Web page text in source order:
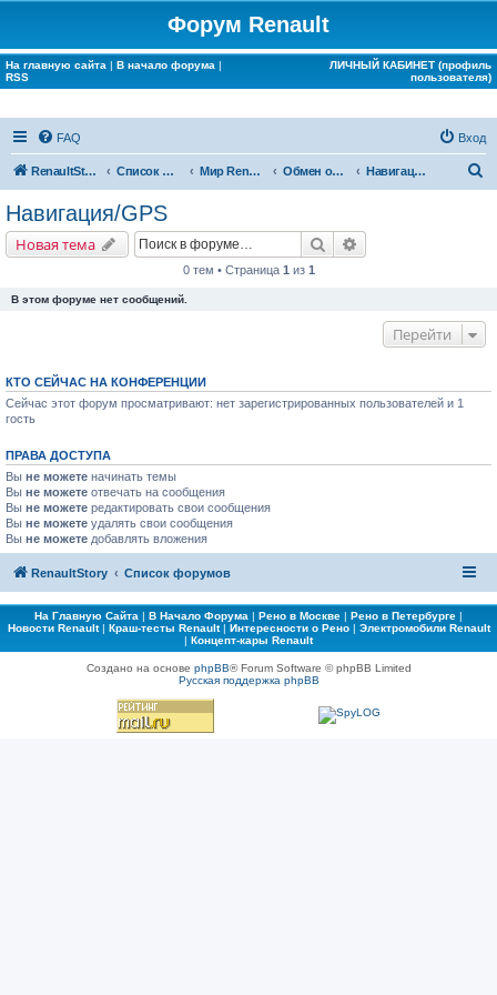
Форум Renault
На главную сайта | В начало форума |
RSS
ЛИЧНЫЙ КАБИНЕТ (профиль
пользователя)
FAQ Вход
RenaultStory Список форумов Мир Renault Обмен опытом Навигация/GPS
Навигация/GPS
Новая тема Поиск
0 тем • Страница 1 из 1
В этом форуме нет сообщений.
Перейти
КТО СЕЙЧАС НА КОНФЕРЕНЦИИ
Сейчас этот форум просматривают: нет зарегистрированных пользователей и 1
гость
ПРАВА ДОСТУПА
Вы не можете начинать темы
Вы не можете отвечать на сообщения
Вы не можете редактировать свои сообщения
Вы не можете удалять свои сообщения
Вы не можете добавлять вложения
RenaultStory Список форумов
На Главную Сайта | В Начало Форума | Рено в Москве | Рено в Петербурге |
Новости Renault| Краш-тесты Renault| Интересности о Рено| Электромобили Renault
| Концепт-кары Renault
Создано на основе phpBB® Forum Software © phpBB Limited
Русская поддержка phpBB